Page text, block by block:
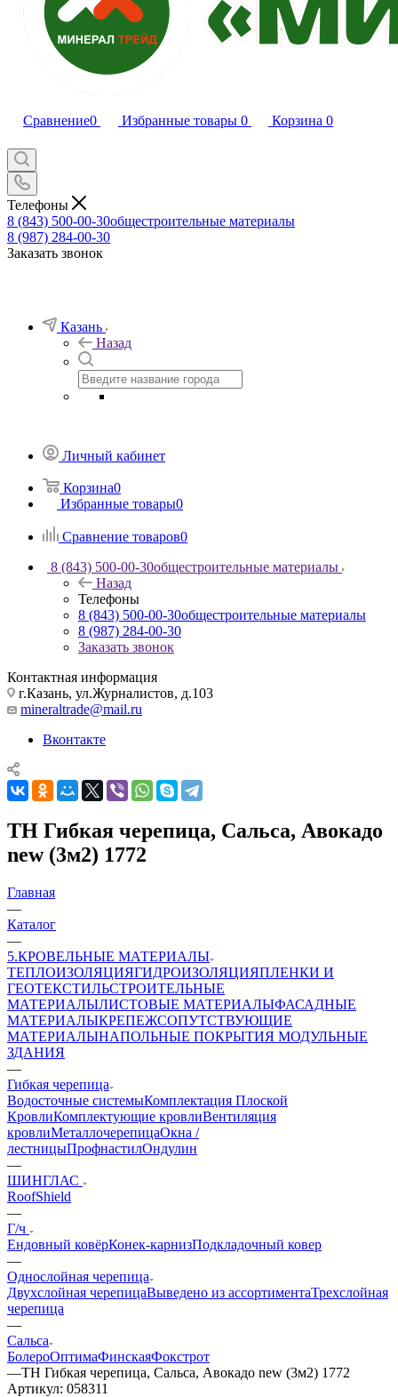
Сравнение0 Избранные товары 0 Корзина 0
Телефоны
8 (843) 500-00-30общестроительные материалы
8 (987) 284-00-30
Заказать звонок
Казань
Назад
Личный кабинет
Корзина0
Избранные товары0
Сравнение товаров0
8 (843) 500-00-30общестроительные материалы
Назад
Телефоны
8 (843) 500-00-30общестроительные материалы
8 (987) 284-00-30
Заказать звонок
Контактная информация
г.Казань, ул.Журналистов, д.103
mineraltrade@mail.ru
Вконтакте
ТН Гибкая черепица, Сальса, Авокадо
new (3м2) 1772
Главная
—
Каталог
—
5.КРОВЕЛЬНЫЕ МАТЕРИАЛЫ
ТЕПЛОИЗОЛЯЦИЯГИДРОИЗОЛЯЦИЯПЛЕНКИ И
ГЕОТЕКСТИЛЬСТРОИТЕЛЬНЫЕ
МАТЕРИАЛЫЛИСТОВЫЕ МАТЕРИАЛЫФАСАДНЫЕ
МАТЕРИАЛЫКРЕПЕЖСОПУТСТВУЮЩИЕ
МАТЕРИАЛЫНАПОЛЬНЫЕ ПОКРЫТИЯ МОДУЛЬНЫЕ
ЗДАНИЯ
—
Гибкая черепица
Водосточные системыКомплектация Плоской
КровлиКомплектующие кровлиВентиляция
кровлиМеталлочерепицаОкна /
лестницыПрофнастилОндулин
—
ШИНГЛАС
RoofShield
—
Г/ч
Ендовный ковёрКонек-карнизПодкладочный ковер
—
Однослойная черепица
Двухслойная черепицаВыведено из ассортиментаТрехслойная
черепица
—
Сальса
БолероОптимаФинскаяФокстрот
—ТН Гибкая черепица, Сальса, Авокадо new (3м2) 1772
Артикул: 058311